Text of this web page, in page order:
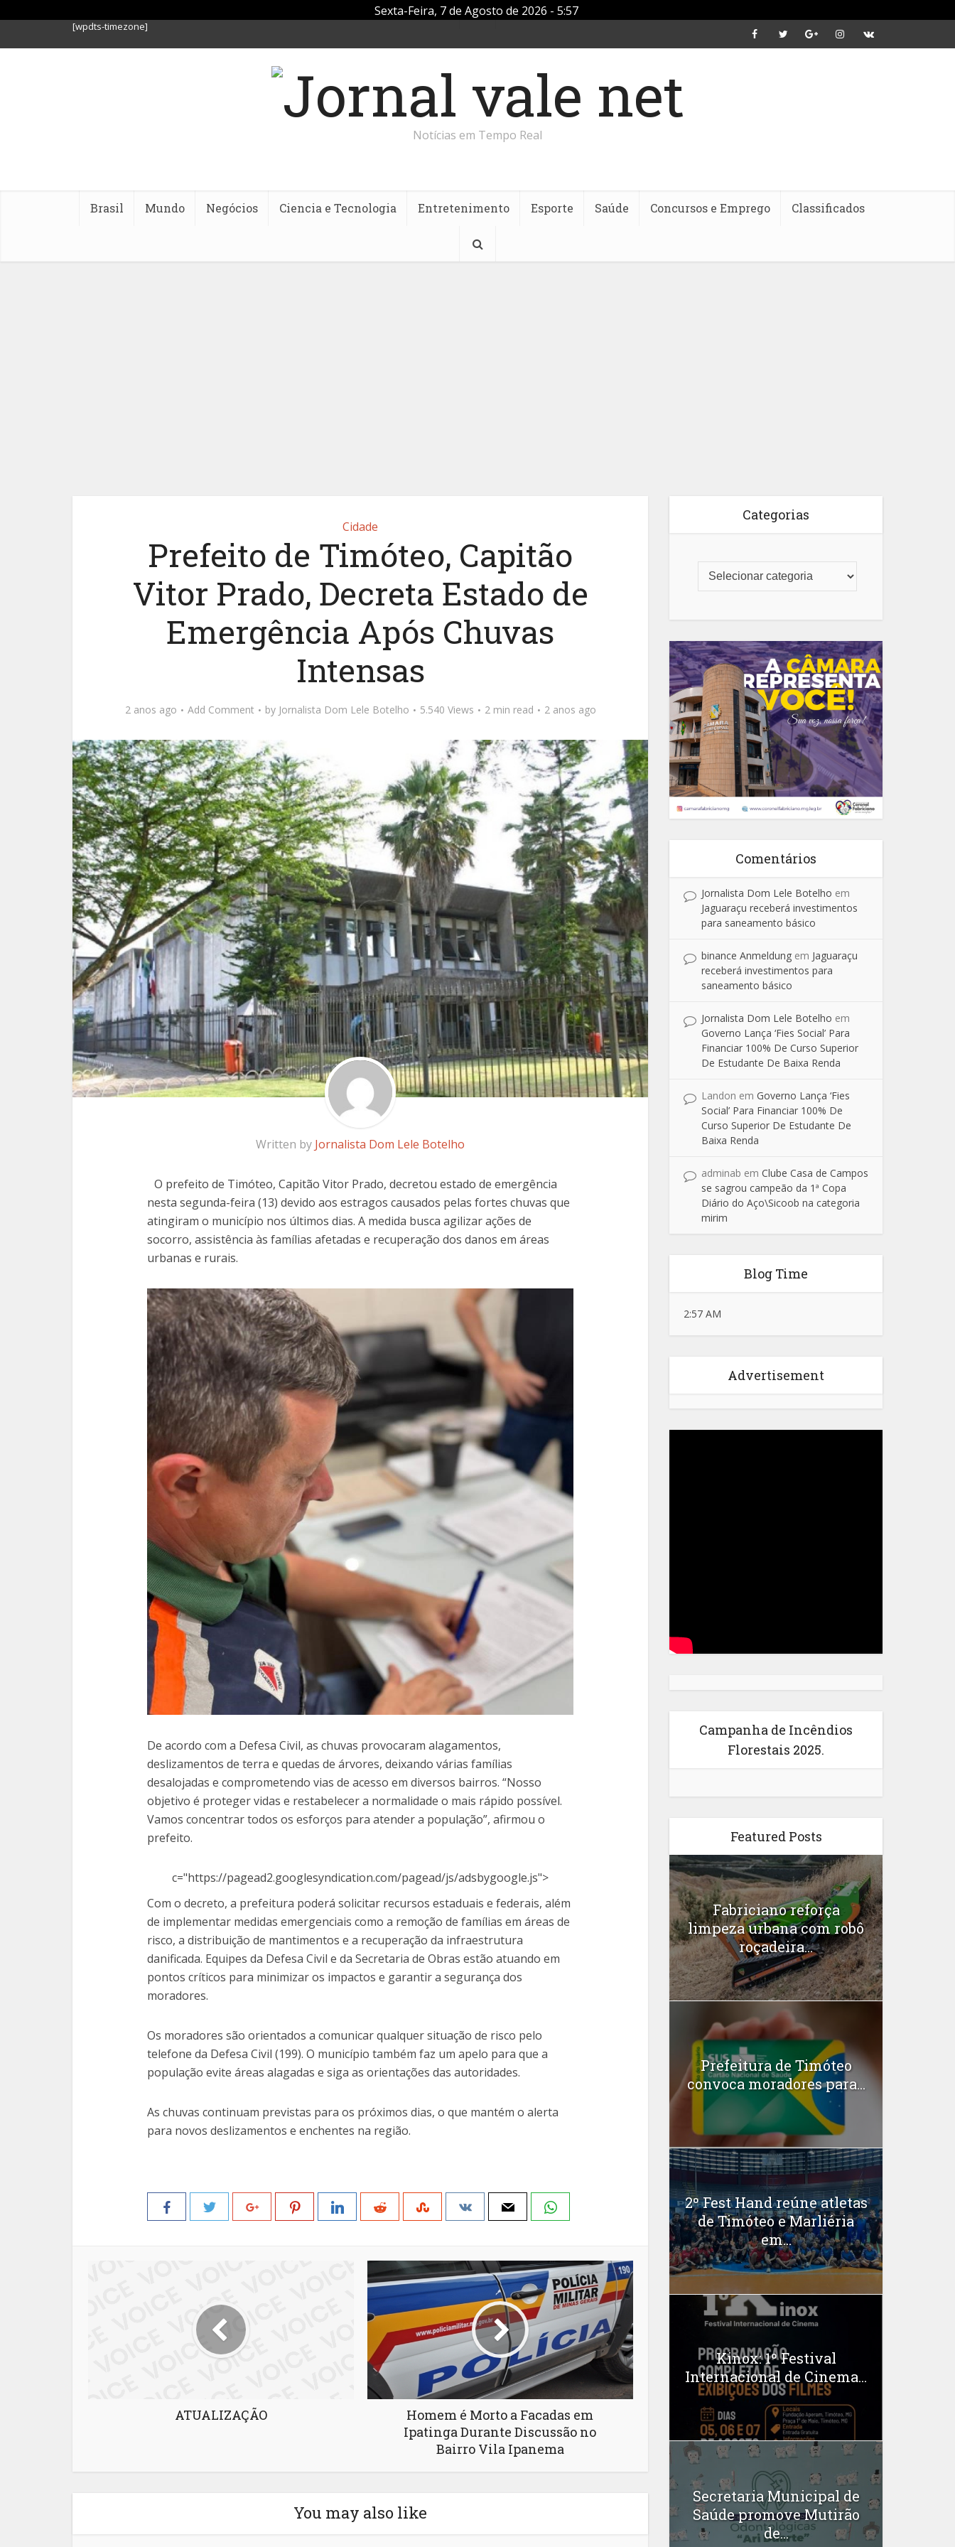
Sexta-Feira, 7 de Agosto de 2026 - 5:57
[wpdts-timezone]
Notícias em Tempo Real
Brasil Mundo Negócios Ciencia e Tecnologia Entretenimento Esporte Saúde Concursos e Emprego Classificados
Cidade
Prefeito de Timóteo, Capitão
Vitor Prado, Decreta Estado de
Emergência Após Chuvas
Intensas
2 anos ago Add Comment by Jornalista Dom Lele Botelho 5.540 Views 2 min read 2 anos ago
Written by Jornalista Dom Lele Botelho
O prefeito de Timóteo, Capitão Vitor Prado, decretou estado de emergência
nesta segunda-feira (13) devido aos estragos causados pelas fortes chuvas que
atingiram o município nos últimos dias. A medida busca agilizar ações de
socorro, assistência às famílias afetadas e recuperação dos danos em áreas
urbanas e rurais.
De acordo com a Defesa Civil, as chuvas provocaram alagamentos,
deslizamentos de terra e quedas de árvores, deixando várias famílias
desalojadas e comprometendo vias de acesso em diversos bairros. “Nosso
objetivo é proteger vidas e restabelecer a normalidade o mais rápido possível.
Vamos concentrar todos os esforços para atender a população”, afirmou o
prefeito.
c="https://pagead2.googlesyndication.com/pagead/js/adsbygoogle.js">
Com o decreto, a prefeitura poderá solicitar recursos estaduais e federais, além
de implementar medidas emergenciais como a remoção de famílias em áreas de
risco, a distribuição de mantimentos e a recuperação da infraestrutura
danificada. Equipes da Defesa Civil e da Secretaria de Obras estão atuando em
pontos críticos para minimizar os impactos e garantir a segurança dos
moradores.
Os moradores são orientados a comunicar qualquer situação de risco pelo
telefone da Defesa Civil (199). O município também faz um apelo para que a
população evite áreas alagadas e siga as orientações das autoridades.
As chuvas continuam previstas para os próximos dias, o que mantém o alerta
para novos deslizamentos e enchentes na região.
ATUALIZAÇÃO
Homem é Morto a Facadas em
Ipatinga Durante Discussão no
Bairro Vila Ipanema
You may also like
Categorias
Comentários
Jornalista Dom Lele Botelho em
Jaguaraçu receberá investimentos
para saneamento básico
binance Anmeldung em Jaguaraçu
receberá investimentos para
saneamento básico
Jornalista Dom Lele Botelho em
Governo Lança ‘Fies Social’ Para
Financiar 100% De Curso Superior
De Estudante De Baixa Renda
Landon em Governo Lança ‘Fies
Social’ Para Financiar 100% De
Curso Superior De Estudante De
Baixa Renda
adminab em Clube Casa de Campos
se sagrou campeão da 1ª Copa
Diário do Aço\Sicoob na categoria
mirim
Blog Time
2:57 AM
Advertisement
Campanha de Incêndios
Florestais 2025.
Featured Posts
Fabriciano reforça
limpeza urbana com robô
roçadeira...
Prefeitura de Timóteo
convoca moradores para...
2º Fest Hand reúne atletas
de Timóteo e Marliéria
em...
Kinox: 1º Festival
Internacional de Cinema...
Secretaria Municipal de
Saúde promove Mutirão
de...